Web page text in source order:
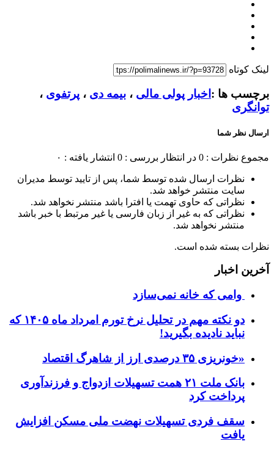
لینک کوتاه
برچسب ها : اخبار پولی مالی ، بیمه دی ، پرتفوی ،
توانگری
ارسال نظر شما
مجموع نظرات : 0 در انتظار بررسی : 0 انتشار یافته : ۰
نظرات ارسال شده توسط شما، پس از تایید توسط مدیران
سایت منتشر خواهد شد.
نظراتی که حاوی تهمت یا افترا باشد منتشر نخواهد شد.
نظراتی که به غیر از زبان فارسی یا غیر مرتبط با خبر باشد
منتشر نخواهد شد.
نظرات بسته شده است.
آخرین اخبار
وامی که خانه نمی‌سازد
دو نکته مهم در تحلیل نرخ تورم امرداد ماه ۱۴۰۵ که
نباید نادیده بگیرید!
«خونریزی ۳۵ درصدی ارز از شاهرگ اقتصاد
بانک ملت ۲۱ همت تسهیلات ازدواج و فرزندآوری
پرداخت کرد
سقف فردی تسهیلات نهضت ملی مسکن افزایش
یافت